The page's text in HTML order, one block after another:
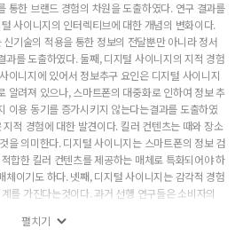
통한 브랜드 경험의 차원을 도출하였다. 연구 결과를
사이니지의 인터렉티브에 대한 개념의 변화이다.
기술의 적용을 통한 정보의 전달뿐만 아니라 정서
과를 도출하였다. 둘째, 디지털 사이니지의 지적 경험
이니지에 있어서 정보추구 요인은 디지털 사이니지
알려져 있으나, 스마트폰의 대중화로 인하여 정보 추
이용 동기를 증가시키지 않는다는결과를 도출하였
적 경험에 대한 발견이다. 킬러 컨텐츠는 때와 장소
을 의미한다. 디지털 사이니지는 스마트폰의 정보 검
합한 킬러 컨텐츠를 제공하는 매체로 특화되어야 하
체이기도 하다. 넷째, 디지털 사이니지는 감각적 경험
를 가진다는것이다. 과거 선행 연구들은 소비자의
행동적 요인을 이끌어낸다는 연구결과가 도출되었
펼치기